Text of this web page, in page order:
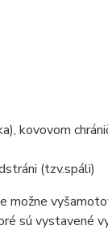
kovovom
(tzv.spáli)
možne
sú vystavené